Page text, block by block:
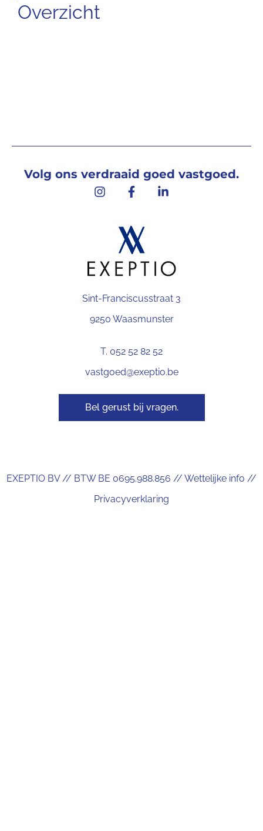
Overzicht
Volg ons verdraaid goed vastgoed.
Sint-Franciscusstraat 3
9250 Waasmunster
T. 052 52 82 52
vastgoed@exeptio.be
Bel gerust bij vragen.
EXEPTIO BV // BTW BE 0695.988.856 // Wettelijke info //
Privacyverklaring